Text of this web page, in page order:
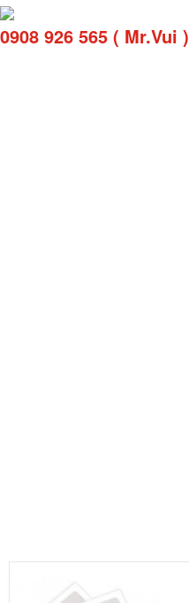
0908 926 565 ( Mr.Vui )